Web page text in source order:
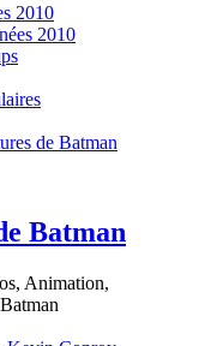
2010
2010
Batman
Animation,